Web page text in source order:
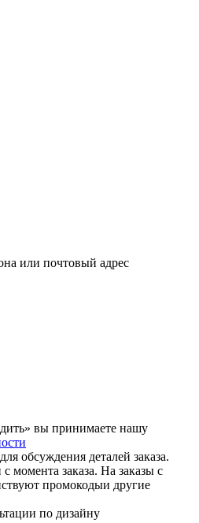
или почтовый адрес
вы принимаете нашу
обсуждения деталей заказа.
момента заказа. На заказы с
промокодыи другие
по дизайну